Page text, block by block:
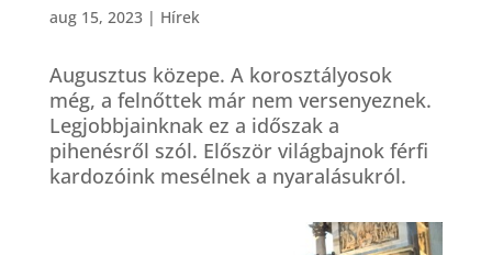
aug 15, 2023| Hírek
Augusztus közepe. A korosztályosok
még, a felnőttek már nem versenyeznek.
Legjobbjainknak ez a időszak a
pihenésről szól. Először világbajnok férfi
kardozóink mesélnek a nyaralásukról.